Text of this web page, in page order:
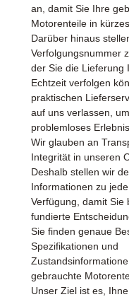
an, damit Sie Ihre
Motorenteile in
Darüber hinaus
Verfolgungsnummer
der Sie die Lieferung
Echtzeit verfolgen
praktischen
auf uns verlassen,
problemloses
Wir glauben an
Integrität in unseren
Deshalb stellen wir
Informationen zu
Verfügung, damit Sie
fundierte
Sie finden genaue
Spezifikationen und
gebrauchte
Unser Ziel ist es,